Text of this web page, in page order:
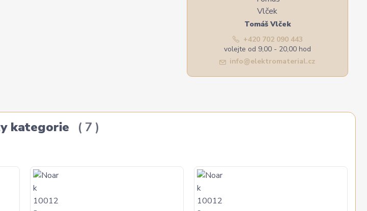
Tomáš Vlček
+420 702 090 443
volejte od 9,00 - 20,00 hod
info@elektromaterial.cz
kategorie 7